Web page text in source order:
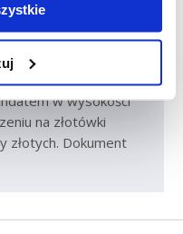
powinni
przetłumaczoną
nie mamy przy
służby kontrolne
w wysokości
na złotówki
złotych. Dokument